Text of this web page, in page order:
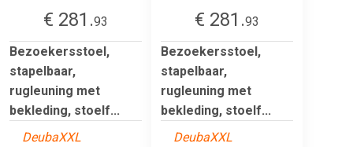
€ 281.93
Bezoekersstoel,
stapelbaar,
rugleuning met
bekleding, stoelf...
DeubaXXL
€ 281.93
Bezoekersstoel,
stapelbaar,
rugleuning met
bekleding, stoelf...
DeubaXXL